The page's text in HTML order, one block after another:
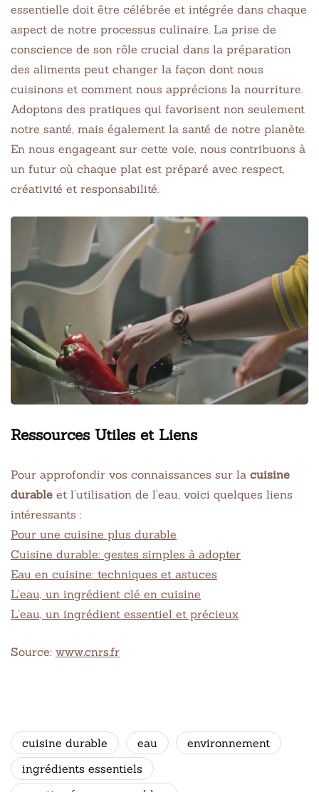
essentielle doit être célébrée et intégrée dans chaque
aspect de notre processus culinaire. La prise de
conscience de son rôle crucial dans la préparation
des aliments peut changer la façon dont nous
cuisinons et comment nous apprécions la nourriture.
Adoptons des pratiques qui favorisent non seulement
notre santé, mais également la santé de notre planète.
En nous engageant sur cette voie, nous contribuons à
un futur où chaque plat est préparé avec respect,
créativité et responsabilité.
Ressources Utiles et Liens
Pour approfondir vos connaissances sur la cuisine
durable et l’utilisation de l’eau, voici quelques liens
intéressants :
Pour une cuisine plus durable
Cuisine durable: gestes simples à adopter
Eau en cuisine: techniques et astuces
L’eau, un ingrédient clé en cuisine
L’eau, un ingrédient essentiel et précieux
Source: www.cnrs.fr
cuisine durable eau
environnement
ingrédients essentiels